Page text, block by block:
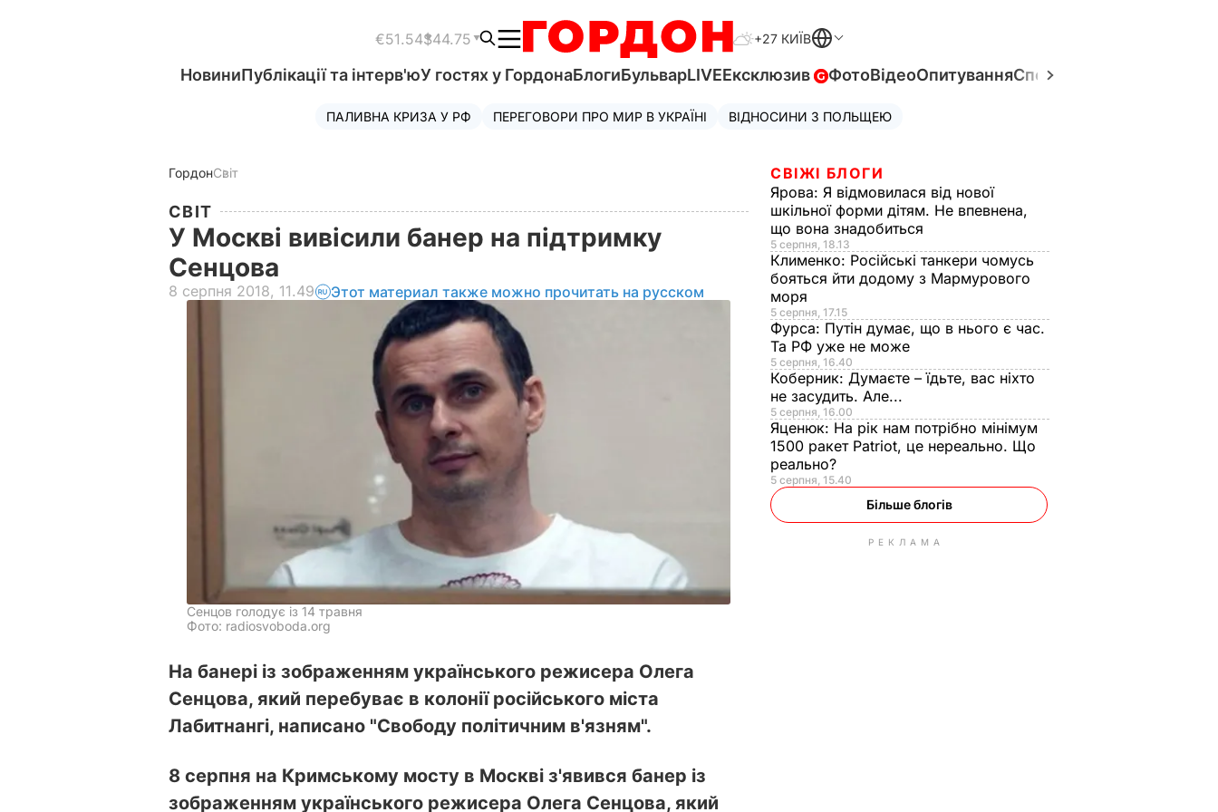
€51.54$44.75 +27 КИЇВ
НовиниПублікації та інтерв'юУ гостях у ГордонаБлогиБульварLIVEЕксклюзив ФотоВідеоОпитуванняСпецпроєкти
ПАЛИВНА КРИЗА У РФ ПЕРЕГОВОРИ ПРО МИР В УКРАЇНІ ВІДНОСИНИ З ПОЛЬЩЕЮ
ГордонСвіт
СВІТ
У Москві вивісили банер на підтримку
Сенцова
8 серпня 2018, 11.49 Этот материал также можно прочитать на русском
Сенцов голодує із 14 травня
Фото: radiosvoboda.org
На банері із зображенням українського режисера Олега
Сенцова, який перебуває в колонії російського міста
Лабитнангі, написано "Свободу політичним в'язням".
8 серпня на Кримському мосту в Москві з'явився банер із
зображенням українського режисера Олега Сенцова, який
СВІЖІ БЛОГИ
Ярова: Я відмовилася від нової
шкільної форми дітям. Не впевнена,
що вона знадобиться
5 серпня, 18.13
Клименко: Російські танкери чомусь
бояться йти додому з Мармурового
моря
5 серпня, 17.15
Фурса: Путін думає, що в нього є час.
Та РФ уже не може
5 серпня, 16.40
Коберник: Думаєте – їдьте, вас ніхто
не засудить. Але...
5 серпня, 16.00
Яценюк: На рік нам потрібно мінімум
1500 ракет Patriot, це нереально. Що
реально?
5 серпня, 15.40
Більше блогів
РЕКЛАМА